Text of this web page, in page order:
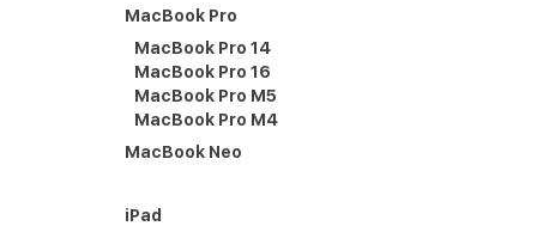
MacBook Pro
MacBook Pro 14
MacBook Pro 16
MacBook Pro M5
MacBook Pro M4
MacBook Neo
iPad